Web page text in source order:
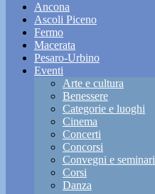
Ancona
Ascoli Piceno
Fermo
Macerata
Pesaro-Urbino
Eventi
Arte e cultura
Benessere
Categorie e luoghi
Cinema
Concerti
Concorsi
Convegni e seminari
Corsi
Danza